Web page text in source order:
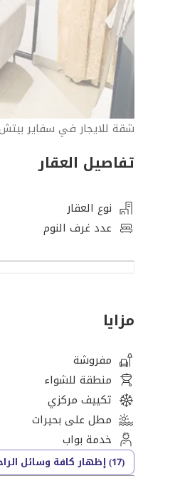
شقة للايجار في سفاير
تفاصيل العقار
نوع العقار
عدد غرف النوم
مزايا
مفروشة
منطقة للشواء
تكييف مركزي
مطل على بحيرات
خدمة بواب
(17) إظهار كافة وسائل الراحة